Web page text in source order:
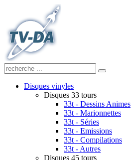
Disques vinyles
Disques 33 tours
33t - Dessins Animes
33t - Marionnettes
33t - Séries
33t - Emissions
33t - Compilations
33t - Autres
Disques 45 tours